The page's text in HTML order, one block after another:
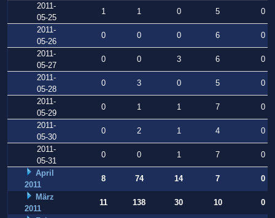
2011-
05-25
1 1 0 5
0
2011-
05-26
0 0 0 6
0
2011-
05-27
0 0 3 6
0
2011-
05-28
0 3 0 5
0
2011-
05-29
0 1 1 7
0
2011-
05-30
0 2 1 4
0
2011-
05-31
0 0 1 7
0
April
2011
8 74 14 7
0
März
2011
11 138 30 10
0